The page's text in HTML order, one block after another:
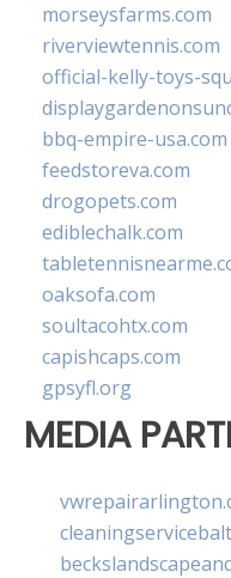
morseysfarms.com
riverviewtennis.com
official-kelly-toys-
bbq-empire-usa.com
feedstoreva.com
drogopets.com
ediblechalk.com
oaksofa.com
soultacohtx.com
capishcaps.com
gpsyfl.org
MEDIA